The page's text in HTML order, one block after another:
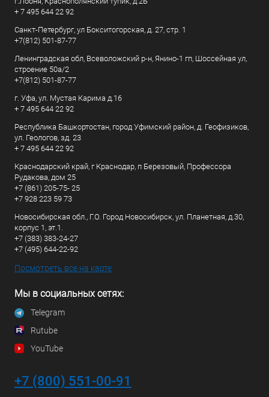
+ 7 495 644 22 92
Санкт-Петербург, ул Бокситогорская, д. 27, стр. 1
+7(812) 501-87-77
Ленинградская обл, Всеволожский р-н, Янино-1 гп, Шоссейная ул,
строение 50а/2
+7(812) 501-87-77
г. Уфа, ул. Мустая Карима д.16
+ 7 495 644 22 92
Республика Башкортостан, город Уфимский район, д. Геофизиков,
ул. Геологов, зд. 23
+ 7 495 644 22 92
Краснодарский край, г Краснодар, п Березовый, Профессора
Рудакова, дом 25
+7 (861) 205-75- 25
+7 928 223 59 73
Новосибирская обл., Г.О. Город Новосибирск, ул. Планетная, д.30,
корпус 1, эт.1.
+7 (383) 383-24-27
+7 (495) 644-22-92
Посмотреть все на карте
Мы в социальных сетях:
Telegram
Rutube
YouTube
+7 (800) 551-00-91